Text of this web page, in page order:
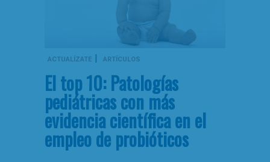
ACTUALÍZATE | ARTÍCULOS
El top 10: Patologías
pediátricas con más
evidencia científica en el
empleo de probióticos